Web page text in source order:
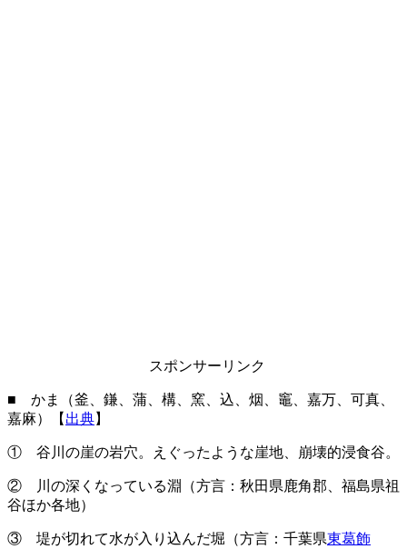
スポンサーリンク
■ かま（釜、鎌、蒲、構、窯、込、烟、竈、嘉万、可真、
嘉麻）【 出典】
① 谷川の崖の岩穴。えぐったような崖地、崩壊的浸食谷。
② 川の深くなっている淵（方言：秋田県鹿角郡、福島県祖
谷ほか各地）
③ 堤が切れて水が入り込んだ堀（方言：千葉県東葛飾